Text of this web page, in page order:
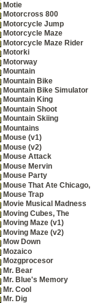
Motie
Motorcross 800
Motorcycle Jump
Motorcycle Maze
Motorcycle Maze Rider
Motorki
Motorway
Mountain
Mountain Bike
Mountain Bike Simulator
Mountain King
Mountain Shoot
Mountain Skiing
Mountains
Mouse (v1)
Mouse (v2)
Mouse Attack
Mouse Mervin
Mouse Party
Mouse That Ate Chicago,
Mouse Trap
Movie Musical Madness
Moving Cubes, The
Moving Maze (v1)
Moving Maze (v2)
Mow Down
Mozaico
Mozgprocesor
Mr. Bear
Mr. Blue's Memory
Mr. Cool
Mr. Dig